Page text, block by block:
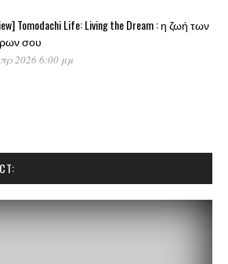
Tomodachi Life: Living the Dream : η ζωή των
σου
2026 6:00 μμ